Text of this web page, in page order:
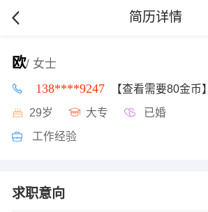
简历详情
欧/ 女士
138****9247 【查看需要80金币】
29岁 大专 已婚
工作经验
求职意向